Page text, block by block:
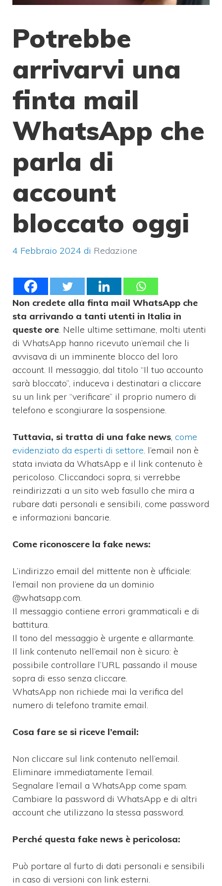
Potrebbe
arrivarvi una
finta mail
WhatsApp che
parla di
account
bloccato oggi
4 Febbraio 2024 di Redazione
Non credete alla finta mail WhatsApp che
sta arrivando a tanti utenti in Italia in
queste ore. Nelle ultime settimane, molti utenti
di WhatsApp hanno ricevuto un’email che li
avvisava di un imminente blocco del loro
account. Il messaggio, dal titolo “Il tuo accounto
sarà bloccato”, induceva i destinatari a cliccare
su un link per “verificare” il proprio numero di
telefono e scongiurare la sospensione.
Tuttavia, si tratta di una fake news, come
evidenziato da esperti di settore. l’email non è
stata inviata da WhatsApp e il link contenuto è
pericoloso. Cliccandoci sopra, si verrebbe
reindirizzati a un sito web fasullo che mira a
rubare dati personali e sensibili, come password
e informazioni bancarie.
Come riconoscere la fake news:
L’indirizzo email del mittente non è ufficiale:
l’email non proviene da un dominio
@whatsapp.com.
Il messaggio contiene errori grammaticali e di
battitura.
Il tono del messaggio è urgente e allarmante.
Il link contenuto nell’email non è sicuro: è
possibile controllare l’URL passando il mouse
sopra di esso senza cliccare.
WhatsApp non richiede mai la verifica del
numero di telefono tramite email.
Cosa fare se si riceve l’email:
Non cliccare sul link contenuto nell’email.
Eliminare immediatamente l’email.
Segnalare l’email a WhatsApp come spam.
Cambiare la password di WhatsApp e di altri
account che utilizzano la stessa password.
Perché questa fake news è pericolosa:
Può portare al furto di dati personali e sensibili
in caso di versioni con link esterni.